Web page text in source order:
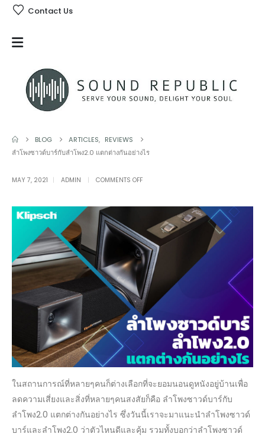
Contact Us
BLOG ARTICLES, REVIEWS
ลำโพงซาวด์บาร์กับลำโพง2.0 แตกต่างกันอย่างไร
MAY 7, 2021 ADMIN COMMENTS OFFON
ซาวด์
กับ
ลำโพง2.0
แตก
ต่าง
กัน
อย่างไร
ในสถานการณ์ที่หลายๆคนก็ต่างเลือกที่จะยอมนอนดูหนังอยู่บ้านเพื่อ
ลดความเสี่ยงและสิ่งที่หลายๆคนสงสัยก็คือ ลำโพงซาวด์บาร์กับ
ลำโพง2.0 แตกต่างกันอย่างไร ซึ่งวันนี้เราจะมาแนะนำลำโพงซาวด์
บาร์และลำโพง2.0 ว่าตัวไหนดีและคุ้ม รวมทั้งบอกว่าลำโพงซาวด์